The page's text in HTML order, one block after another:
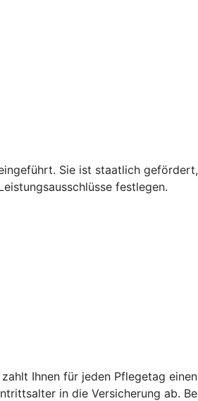
Sie ist staatlich
festlegen.
Ihnen für jeden Pflegetag
in die Versicherung ab.